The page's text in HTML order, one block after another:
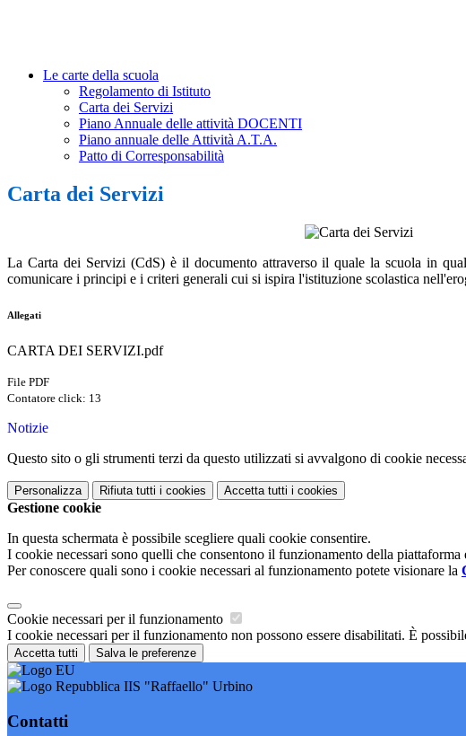
Le carte della scuola
Regolamento di Istituto
Carta dei Servizi
Piano Annuale delle attività DOCENTI
Piano annuale delle Attività A.T.A.
Patto di Corresponsabilità
Carta dei Servizi
La Carta dei Servizi (CdS) è il documento attraverso il quale la scuola in
comunicare i principi e i criteri generali cui si ispira l'istituzione scolastica
Allegati
CARTA DEI SERVIZI.pdf
File PDF
Contatore click: 13
Notizie
Questo sito o gli strumenti terzi da questo utilizzati si avvalgono di cookie
Personalizza Rifiuta tutti i cookies Accetta tutti i cookies
Gestione cookie
In questa schermata è possibile scegliere quali cookie consentire.
I cookie necessari sono quelli che consentono il funzionamento della
Per conoscere quali sono i cookie necessari al funzionamento potete visionare la
Cookie necessari per il funzionamento
I cookie necessari per il funzionamento non possono essere disabilitati. È
Accetta tutti Salva le preferenze
IIS "Raffaello" Urbino
Contatti